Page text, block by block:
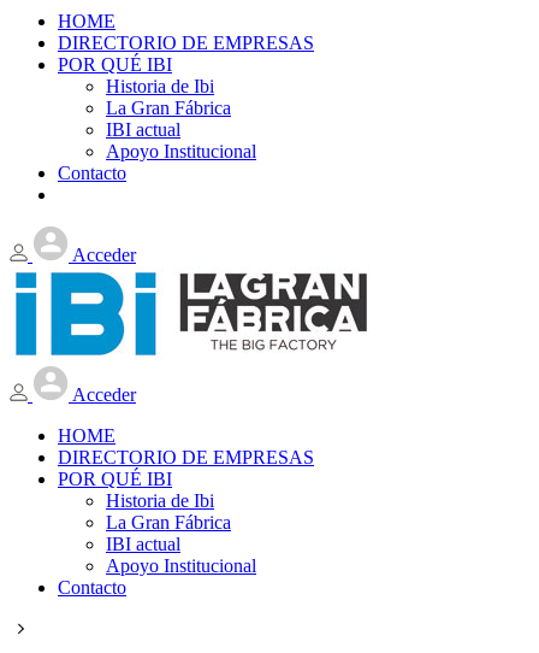
HOME
DIRECTORIO DE EMPRESAS
POR QUÉ IBI
Historia de Ibi
La Gran Fábrica
IBI actual
Apoyo Institucional
Contacto
Acceder
Acceder
HOME
DIRECTORIO DE EMPRESAS
POR QUÉ IBI
Historia de Ibi
La Gran Fábrica
IBI actual
Apoyo Institucional
Contacto